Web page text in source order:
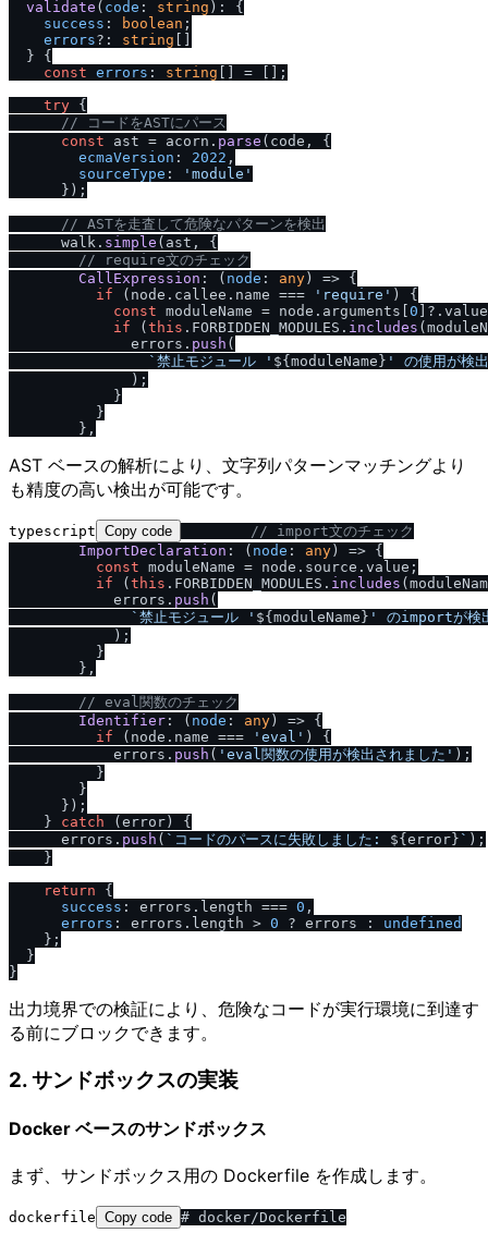
validate ( code : string ): {
success : boolean ;
errors?: string
  } {
const errors : string [] = [];
try {
// コードをASTにパース
const ast = acorn. parse (code, {
ecmaVersion : 2022 ,
sourceType :
'module'
      });
// ASTを走査して危険なパターンを検出
      walk.
simple (ast, {
// require文のチェック
CallExpression : ( node : any ) => {
if (node. callee . name === 'require' ) {
const moduleName = node. arguments 0 ]?. value
if ( this . FORBIDDEN_MODULES . includes
              errors.
push (
`禁止モジュール ' ${moduleName} ' の使用が検
              );
            }
          }
AST ベースの解析により、文字列パターンマッチングより
も精度の高い検出が可能です。
typescript Copy code // import文のチェック
ImportDeclaration : ( node : any ) => {
const moduleName = node. source . value ;
if ( this . FORBIDDEN_MODULES . includes
            errors.
push (
`禁止モジュール ' ${moduleName} ' のimportが検
            );
          }
        },
// eval関数のチェック
Identifier : ( node : any ) => {
if (node. name === 'eval' ) {
            errors.
push ( 'eval関数の使用が検出されました' );
          }
        }
      });
    }
catch (error) {
      errors.
push ( `コードのパースに失敗しました: ${error} ` );
    }
return {
success : errors. length === 0 ,
errors : errors. length > 0 ? errors : undefined
    };
  }
出力境界での検証により、危険なコードが実行環境に到達す
る前にブロックできます。
2. サンドボックスの実装
Docker ベースのサンドボックス
まず、サンドボックス用の Dockerfile を作成します。
dockerfile Copy code # docker/Dockerfile